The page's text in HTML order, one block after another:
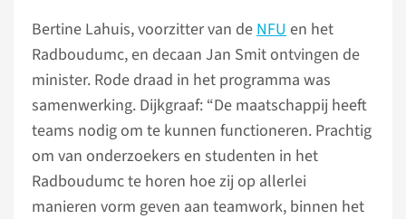
Bertine Lahuis, voorzitter van deNFUen het
Radboudumc, en decaan Jan Smit ontvingen de
minister. Rode draad in het programma was
samenwerking. Dijkgraaf: “De maatschappij heeft
teams nodig om te kunnen functioneren. Prachtig
om van onderzoekers en studenten in het
Radboudumc te horen hoe zij op allerlei
manieren vorm geven aan teamwork, binnen het